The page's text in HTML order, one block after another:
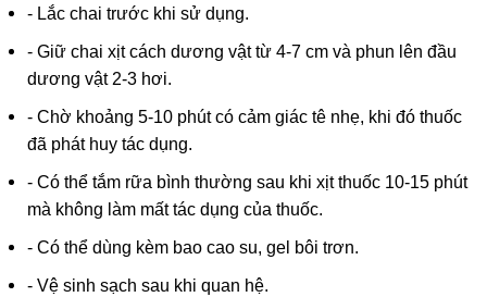
- Lắc chai trước khi sử dụng.
- Giữ chai xịt cách dương vật từ 4-7 cm và phun lên đầu
dương vật 2-3 hơi.
- Chờ khoảng 5-10 phút có cảm giác tê nhẹ, khi đó thuốc
đã phát huy tác dụng.
- Có thể tắm rữa bình thường sau khi xịt thuốc 10-15 phút
mà không làm mất tác dụng của thuốc.
- Có thể dùng kèm bao cao su, gel bôi trơn.
- Vệ sinh sạch sau khi quan hệ.